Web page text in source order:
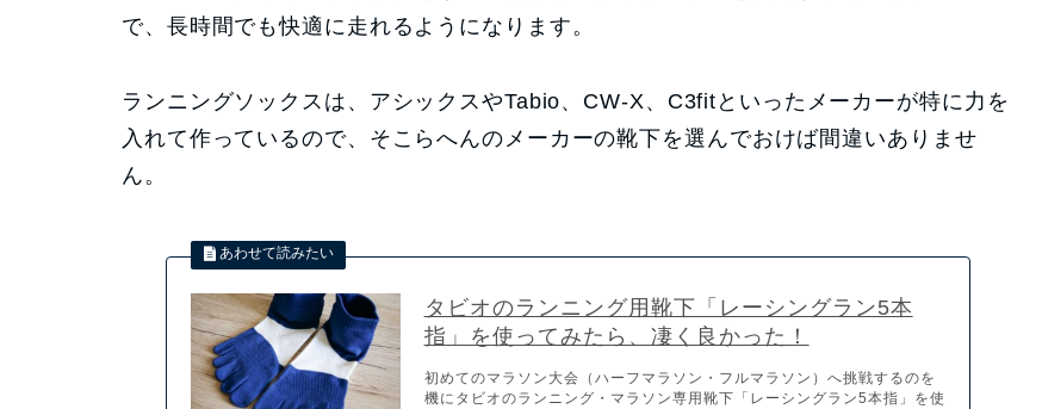
で、長時間でも快適に走れるようになります。
ランニングソックスは、アシックスやTabio、CW-X、C3fitといったメーカーが特に力を
入れて作っているので、そこらへんのメーカーの靴下を選んでおけば間違いありませ
ん。
タビオのランニング用靴下「レーシングラン5本
指」を使ってみたら、凄く良かった！
初めてのマラソン大会（ハーフマラソン・フルマラソン）へ挑戦するのを
機にタビオのランニング・マラソン専用靴下「レーシングラン5本指」を使